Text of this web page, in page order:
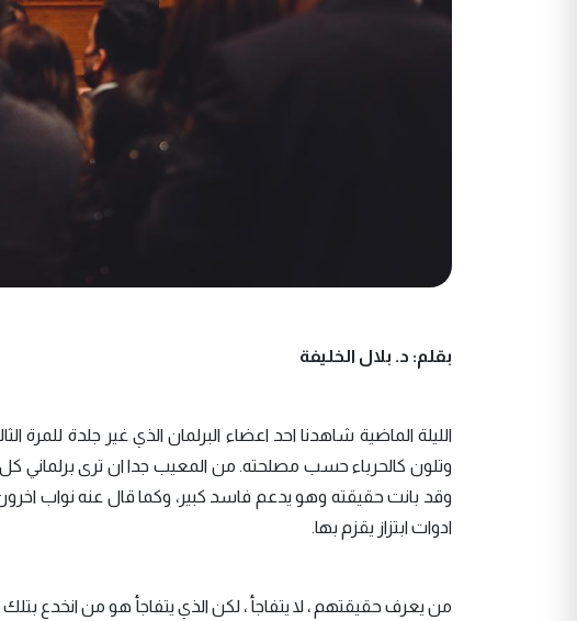
بقلم: د. بلال الخليفة
الليلة الماضية شاهدنا احد اعضاء البرلمان الذي غير جلدة
وتلون كالحرباء حسب مصلحته. من المعيب جدا ان ترى برلماني كل
وقد بانت حقيقته وهو يدعم فاسد كبير، وكما قال عنه نواب اخرون
ادوات ابتزاز يقزم بها.
من يعرف حقيقتهم ، لا يتفاجأ ، لكن الذي يتفاجأ هو من انخدع